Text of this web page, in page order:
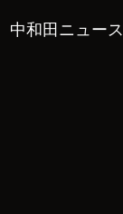
中和田ニュース